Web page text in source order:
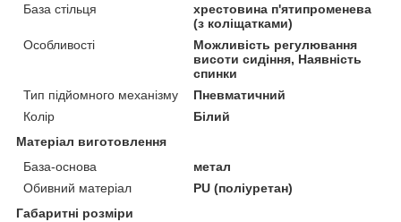
База стільця
хрестовина п'ятипроменева
(з коліщатками)
Особливості
Можливість регулювання
висоти сидіння, Наявність
спинки
Тип підйомного механізму
Пневматичний
Колір
Білий
Матеріал виготовлення
База-основа
метал
Обивний матеріал
PU (поліуретан)
Габаритні розміри